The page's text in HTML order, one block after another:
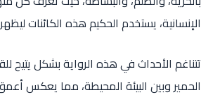
الإنسانية، يستخدم الحكيم هذه الكائنات
تتناغم الأحداث في هذه الرواية بشكل يتيح
الحمير وبين البيئة المحيطة، مما يعكس